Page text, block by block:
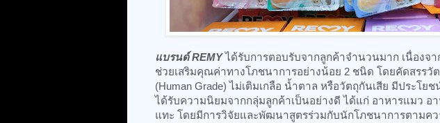
แบรนด์ REMYได้รับการตอบรับจากลูกค้าจำนวนมาก เนื่องจ
ช่วยเสริมคุณค่าทางโภชนาการอย่างน้อย 2 ชนิด โดยคัดสรรวั
(Human Grade) ไม่เติมเกลือ น้ำตาล หรือวัตถุกันเสีย มีประโ
ได้รับความนิยมจากกลุ่มลูกค้าเป็นอย่างดี ได้แก่ อาหารแมว
แทะ โดยมีการวิจัยและพัฒนาสูตรร่วมกับนักโภชนาการตามค